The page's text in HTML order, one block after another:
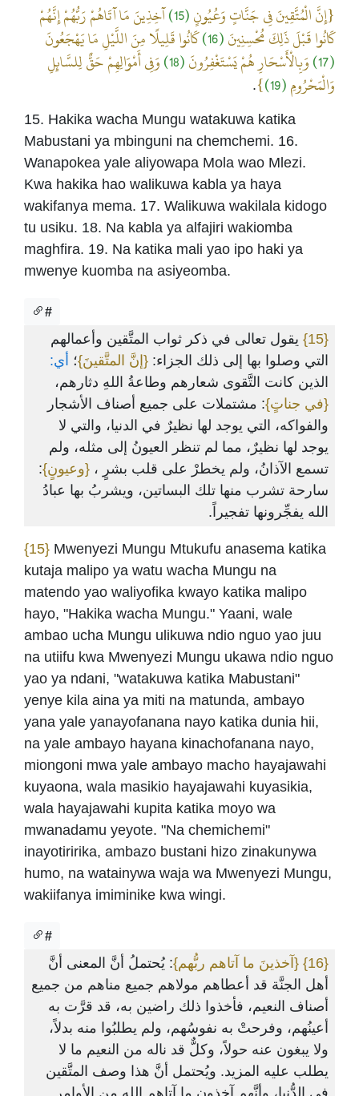
{إِنَّ الْمُتَّقِينَ فِي جَنَّاتٍ وَعُيُونٍ(15)
آخِذِينَ مَا آتَاهُمْ رَبُّهُمْ إِنَّهُمْ
كَانُوا قَبْلَ ذَلِكَ مُحْسِنِينَ(16)
كَانُوا قَلِيلًا مِنَ اللَّيْلِ مَا يَهْجَعُونَ
(17)
وَبِالْأَسْحَارِ هُمْ يَسْتَغْفِرُونَ(18)
وَفِي أَمْوَالِهِمْ حَقٌّ لِلسَّائِلِ
وَالْمَحْرُومِ(19)
}
.
15. Hakika wacha Mungu watakuwa katika
Mabustani ya mbinguni na chemchemi. 16.
Wanapokea yale aliyowapa Mola wao Mlezi.
Kwa hakika hao walikuwa kabla ya haya
wakifanya mema. 17. Walikuwa wakilala kidogo
tu usiku. 18. Na kabla ya alfajiri wakiomba
maghfira. 19. Na katika mali yao ipo haki ya
mwenye kuomba na asiyeomba.
#
{15}
يقول تعالى في ذكر ثواب المتَّقين وأعمالهم
التي وصلوا بها إلى ذلك الجزاء: {إنَّ المتَّقينَ}؛ أي:
الذين كانت التَّقوى شعارهم وطاعةُ اللهِ دثارهم،
{في جناتٍ}: مشتملات على جميع أصناف الأشجار
والفواكه، التي يوجد لها نظيرٌ في الدنيا، والتي لا
يوجد لها نظيرٌ، مما لم تنظر العيونُ إلى مثله، ولم
تسمع الآذانُ، ولم يخطرْ على قلب بشرٍ ، {وعيونٍ}:
سارحة تشرب منها تلك البساتين، ويشربُ بها عبادُ
الله يفجِّرونها تفجيراً.
{15} Mwenyezi Mungu Mtukufu anasema katika
kutaja malipo ya watu wacha Mungu na
matendo yao waliyofika kwayo katika malipo
hayo, "Hakika wacha Mungu." Yaani, wale
ambao ucha Mungu ulikuwa ndio nguo yao juu
na utiifu kwa Mwenyezi Mungu ukawa ndio nguo
yao ya ndani, "watakuwa katika Mabustani"
yenye kila aina ya miti na matunda, ambayo
yana yale yanayofanana nayo katika dunia hii,
na yale ambayo hayana kinachofanana nayo,
miongoni mwa yale ambayo macho hayajawahi
kuyaona, wala masikio hayajawahi kuyasikia,
wala hayajawahi kupita katika moyo wa
mwanadamu yeyote. "Na chemichemi"
inayotiririka, ambazo bustani hizo zinakunywa
humo, na watainywa waja wa Mwenyezi Mungu,
wakiifanya imiminike kwa wingi.
#
{16} {آخذينَ ما آتاهم ربُّهم}: يُحتملُ أنَّ المعنى أنَّ
أهل الجنَّة قد أعطاهم مولاهم جميع مناهم من جميع
أصناف النعيم، فأخذوا ذلك راضين به، قد قرَّت به
أعينُهم، وفرحتْ به نفوسُهم، ولم يطلبُوا منه بدلاً،
ولا يبغون عنه حولاً، وكلٌّ قد ناله من النعيم ما لا
يطلب عليه المزيد. ويُحتمل أنَّ هذا وصف المتَّقين
في الدُّنيا، وأنَّهم آخذون ما آتاهم الله من الأوامر